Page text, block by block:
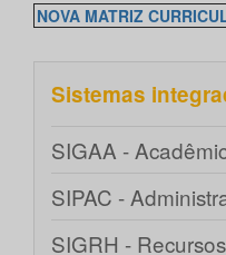
NOVA MATRIZ
Sistemas
SIGAA -
SIPAC -
SIGRH -